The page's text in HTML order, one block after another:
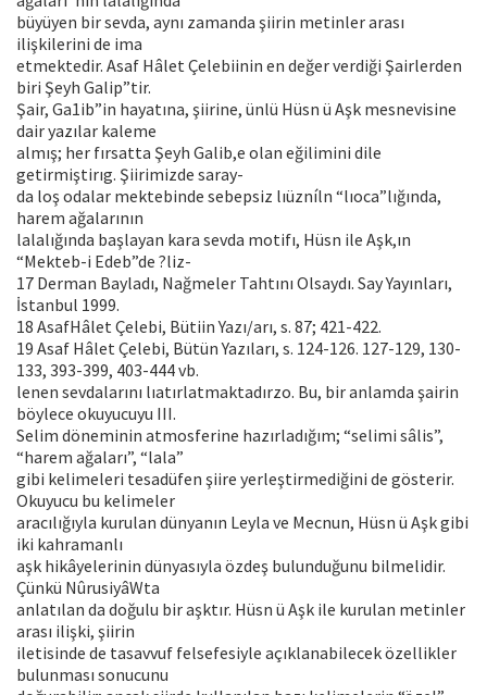
büyüyen bir sevda, aynı zamanda şiirin metinler arası
ilişkilerini de ima
etmektedir. Asaf Hâlet Çelebiinin en değer verdiği Şairlerden
biri Şeyh Galip”tir.
Şair, Ga1ib”in hayatına, şiirine, ünlü Hüsn ü Aşk mesnevisine
dair yazılar kaleme
almış; her fırsatta Şeyh Galib,e olan eğilimini dile
getirmiştirıg. Şiirimizde saray-
da loş odalar mektebinde sebepsiz lıüzníln “lıoca”lığında,
harem ağalarının
lalalığında başlayan kara sevda motifı, Hüsn ile Aşk,ın
“Mekteb-i Edeb”de ?liz-
17 Derman Bayladı, Nağmeler Tahtını Olsaydı. Say Yayınları,
İstanbul 1999.
18 AsafHâlet Çelebi, Bütiin Yazı/arı, s. 87; 421-422.
19 Asaf Hâlet Çelebi, Bütün Yazıları, s. 124-126. 127-129, 130-
133, 393-399, 403-444 vb.
lenen sevdalarını lıatırlatmaktadırzo. Bu, bir anlamda şairin
böylece okuyucuyu III.
Selim döneminin atmosferine hazırladığım; “selimi sâlis”,
“harem ağaları”, “lala”
gibi kelimeleri tesadüfen şiire yerleştirmediğini de gösterir.
Okuyucu bu kelimeler
aracılığıyla kurulan dünyanın Leyla ve Mecnun, Hüsn ü Aşk gibi
iki kahramanlı
aşk hikâyelerinin dünyasıyla özdeş bulunduğunu bilmelidir.
Çünkü NûrusiyâWta
anlatılan da doğulu bir aşktır. Hüsn ü Aşk ile kurulan metinler
arası ilişki, şiirin
iletisinde de tasavvuf felsefesiyle açıklanabilecek özellikler
bulunması sonucunu